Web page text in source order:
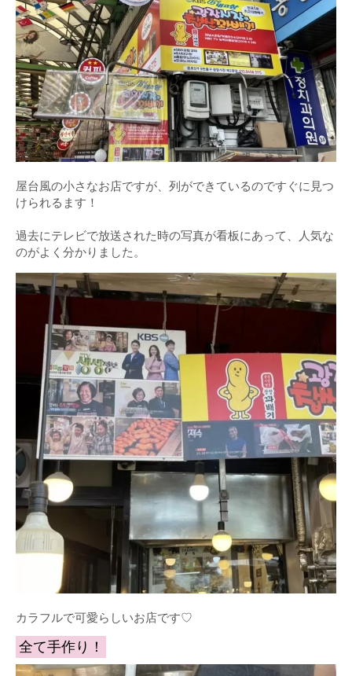
屋台風の小さなお店ですが、列ができているのですぐに見つ
けられるます！
過去にテレビで放送された時の写真が看板にあって、人気な
のがよく分かりました。
カラフルで可愛らしいお店です♡
全て手作り！